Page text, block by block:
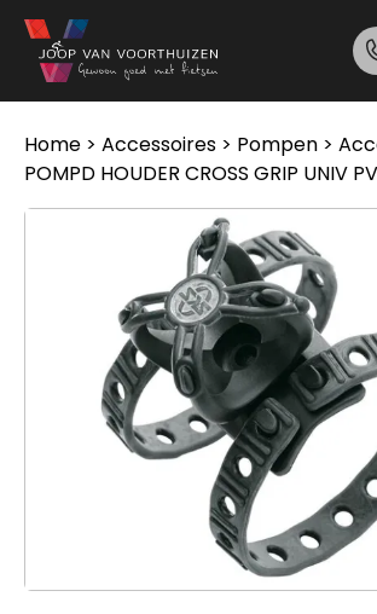
Ga naar de inhoud
Home > Accessoires > Pompen >
POMPD HOUDER CROSS GRIP UNIV